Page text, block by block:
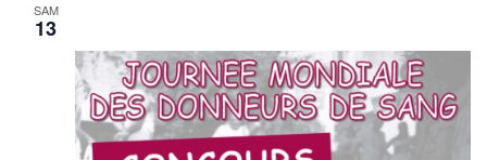
SAM
13